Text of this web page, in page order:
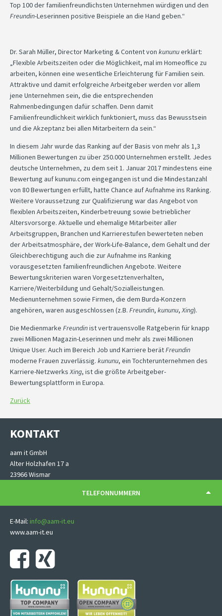
Top 100 der familienfreundlichsten Unternehmen würdigen und den
Freundin-Leserinnen positive Beispiele an die Hand geben.“
Dr. Sarah Müller, Director Marketing & Content von kununuerklärt:
„Flexible Arbeitszeiten oder die Möglichkeit, mal im Homeoffice zu
arbeiten, können eine wesentliche Erleichterung für Familien sein.
Attraktive und damit erfolgreiche Arbeitgeber werden vor allem
jene Unternehmen sein, die die entsprechenden
Rahmenbedingungen dafür schaffen. Denn damit
Familienfreundlichkeit wirklich funktioniert, muss das Bewusstsein
und die Akzeptanz bei allen Mitarbeitern da sein.“
In diesem Jahr wurde das Ranking auf der Basis von mehr als 1,3
Millionen Bewertungen zu über 250.000 Unternehmen erstellt. Jedes
deutsche Unternehmen, zu dem seit 1. Januar 2017 mindestens eine
Bewertung auf kununu.com eingegangen ist und die Mindestanzahl
von 80 Bewertungen erfüllt, hatte Chance auf Aufnahme ins Ranking.
Weitere Voraussetzung zur Qualifizierung war das Angebot von
flexiblen Arbeitszeiten, Kinderbetreuung sowie betrieblicher
Altersvorsorge. Aktuelle und ehemalige Mitarbeiter aller
Arbeitsgruppen, Branchen und Karrierestufen bewerteten neben
der Arbeitsatmosphäre, der Work-Life-Balance, dem Gehalt und der
Gleichberechtigung auch die zur Aufnahme ins Ranking
vorausgesetzten familienfreundlichen Angebote. Weitere
Bewertungskriterien waren Vorgesetztenverhalten,
Karriere/Weiterbildung und Gehalt/Sozialleistungen.
Medienunternehmen sowie Firmen, die dem Burda-Konzern
angehören, waren ausgeschlossen (z.B. Freundin, kununu,Xing).
Die Medienmarke Freundinist vertrauensvolle Ratgeberin für knapp
zwei Millionen Magazin-Leserinnen und mehr als zwei Millionen
Unique User. Auch im Bereich Job und Karriere berätFreundin
moderne Frauen zuverlässig. kununu, ein Tochterunternehmen des
Karriere-NetzwerksXing, ist die größte Arbeitgeber-
Bewertungsplattform in Europa.
Zurück
KONTAKT
aam it GmbH
Alter Holzhafen 17 a
23966 Wismar
TELEFONNUMMERN
E-Mail: info@aam-it.eu
www.aam-it.eu